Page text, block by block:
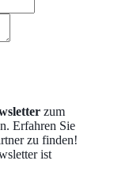
zum
Erfahren Sie
zu finden!
ist